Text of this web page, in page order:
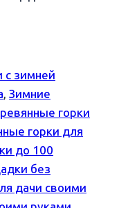
с зимней
, Зимние
горки
горки для
до 100
без
дачи своими